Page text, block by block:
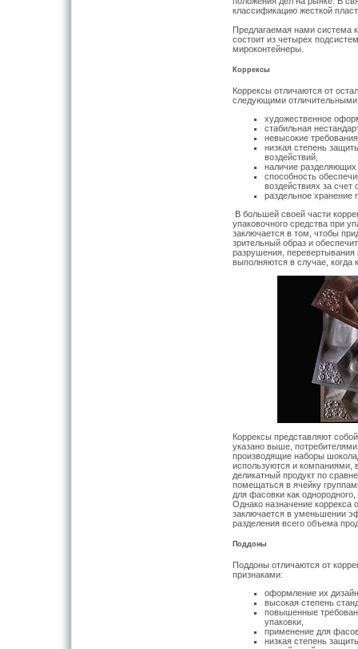
классификацию жесткой
Предлагаемая нами система
состоит из четырех
мироконтейнеры.
Коррексы
Коррексы отличаются от
следующими отличительными
художественное
стабильная
невысокие
низкая степень
воздействий,
наличие разделяющих
способность
воздействиях за счет
раздельное хранение
В большей своей части
упаковочного средства при
заключается в том, чтобы
зрительный образ и
разрушения, перевертывания
выполняются в случае, когда
Коррексы представляют
указано выше,
производящие наборы
используются и
деликатный продукт по
помещаться в ячейку
для фасовки как
Однако назначение коррекса
заключается в уменьшении
разделения всего объема
Поддоны
Поддоны отличаются от
признаками:
оформление их
высокая степень
повышенные
упаковки,
применение для
низкая степень